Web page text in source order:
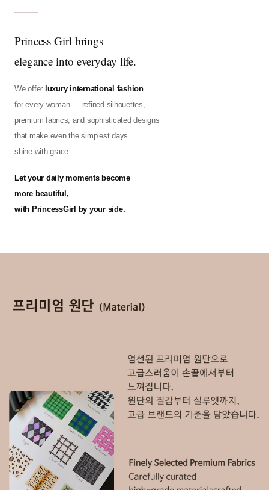
Princess Girl brings
elegance into everyday life.
We offer luxury international fashion
for every woman — refined silhouettes,
premium fabrics, and sophisticated designs
that make even the simplest days
shine with grace.
Let your daily moments become
more beautiful,
with PrincessGirl by your side.